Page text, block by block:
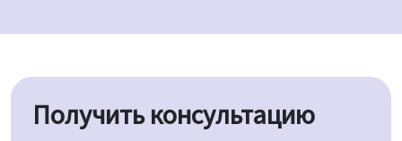
Получить консультацию